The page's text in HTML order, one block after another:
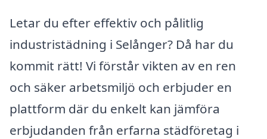
Letar du efter effektiv och pålitlig
industristädning i Selånger? Då har du
kommit rätt! Vi förstår vikten av en ren
och säker arbetsmiljö och erbjuder en
plattform där du enkelt kan jämföra
erbjudanden från erfarna städföretag i